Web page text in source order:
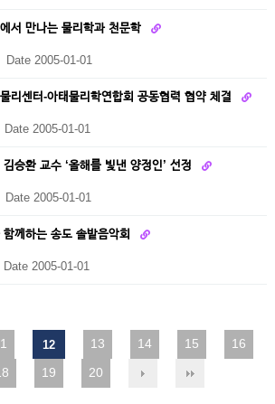
서 만나는 물리학과 천문학
Date 2005-01-01
리센터-아태물리학연합회 공동협력 협약 체결
Date 2005-01-01
승환 교수 ‘올해를 빛낸 양정인’ 선정
Date 2005-01-01
께하는 송도 솔밭음악회
Date 2005-01-01
12 13 14 15
16
19 20